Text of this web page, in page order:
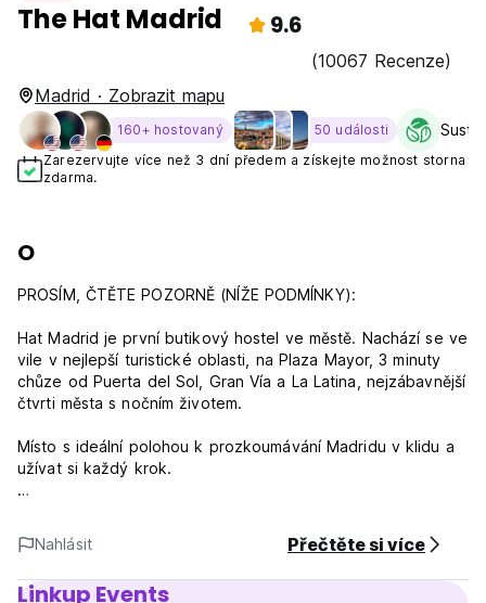
The Hat Madrid 9.6
(10067 Recenze)
Madrid · Zobrazit mapu
160+ hostovaný 50 události
Zarezervujte více než 3 dní předem a získejte možnost storna
zdarma.
O
PROSÍM, ČTĚTE POZORNĚ (NÍŽE PODMÍNKY):
Hat Madrid je první butikový hostel ve městě. Nachází se ve
vile v nejlepší turistické oblasti, na Plaza Mayor, 3 minuty
chůze od Puerta del Sol, Gran Vía a La Latina, nejzábavnější
čtvrti města s nočním životem.
Místo s ideální polohou k prozkoumávání Madridu v klidu a
užívat si každý krok.
rodiny a skupiny přátel.
Všechny pokoje mají nádherné přirozené světlo, vlastní
nebo sdílené koupelny, klimatizaci a nejmodernější WIFI.
Nahlásit Přečtěte si více
Linkup Events